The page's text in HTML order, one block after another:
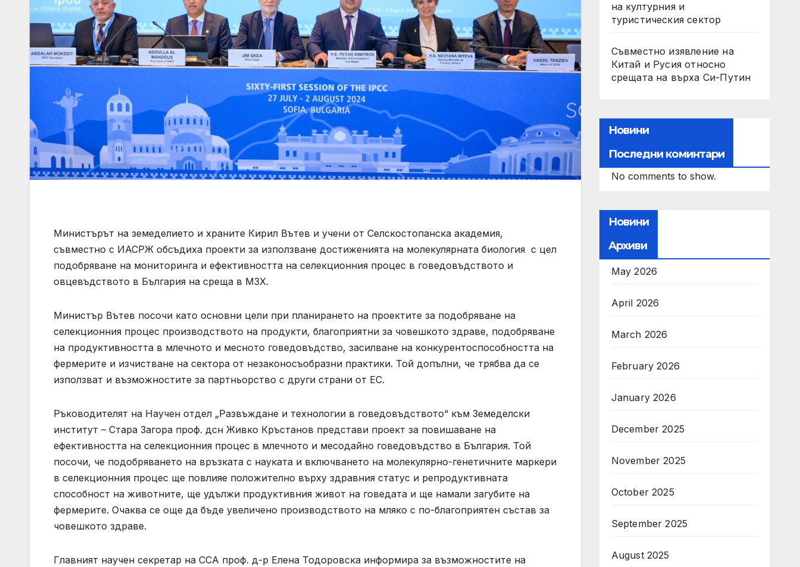
Министърът на земеделието и храните Кирил Вътев и учени от Селскостопанска академия,
съвместно с ИАСРЖ обсъдиха проекти за използване достиженията на молекулярната биология с цел
подобряване на мониторинга и ефективността на селекционния процес в говедовъдството и
овцевъдството в България на среща в МЗХ.
Министър Вътев посочи като основни цели при планирането на проектите за подобряване на
селекционния процес производството на продукти, благоприятни за човешкото здраве, подобряване
на продуктивността в млечното и месното говедовъдство, засилване на конкурентоспособността на
фермерите и изчистване на сектора от незаконосъобразни практики. Той допълни, че трябва да се
използват и възможностите за партньорство с други страни от ЕС.
Ръководителят на Научен отдел „Развъждане и технологии в говедовъдството“ към Земеделски
институт – Стара Загора проф. дсн Живко Кръстанов представи проект за повишаване на
ефективността на селекционния процес в млечното и месодайно говедовъдство в България. Той
посочи, че подобряването на връзката с науката и включването на молекулярно-генетичните маркери
в селекционния процес ще повлияе положително върху здравния статус и репродуктивната
способност на животните, ще удължи продуктивния живот на говедата и ще намали загубите на
фермерите. Очаква се още да бъде увеличено производството на мляко с по-благоприятен състав за
човешкото здраве.
Главният научен секретар на ССА проф. д-р Елена Тодоровска информира за възможностите на
на културния и
туристическия сектор
Съвместно изявление на
Китай и Русия относно
срещата на върха Си-Путин
Новини
Последни коминтари
No comments to show.
Новини
Архиви
May 2026
April 2026
March 2026
February 2026
January 2026
December 2025
November 2025
October 2025
September 2025
August 2025